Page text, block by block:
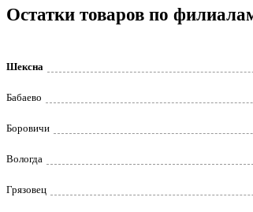
Остатки товаров по
Шексна
Бабаево
Боровичи
Вологда
Грязовец